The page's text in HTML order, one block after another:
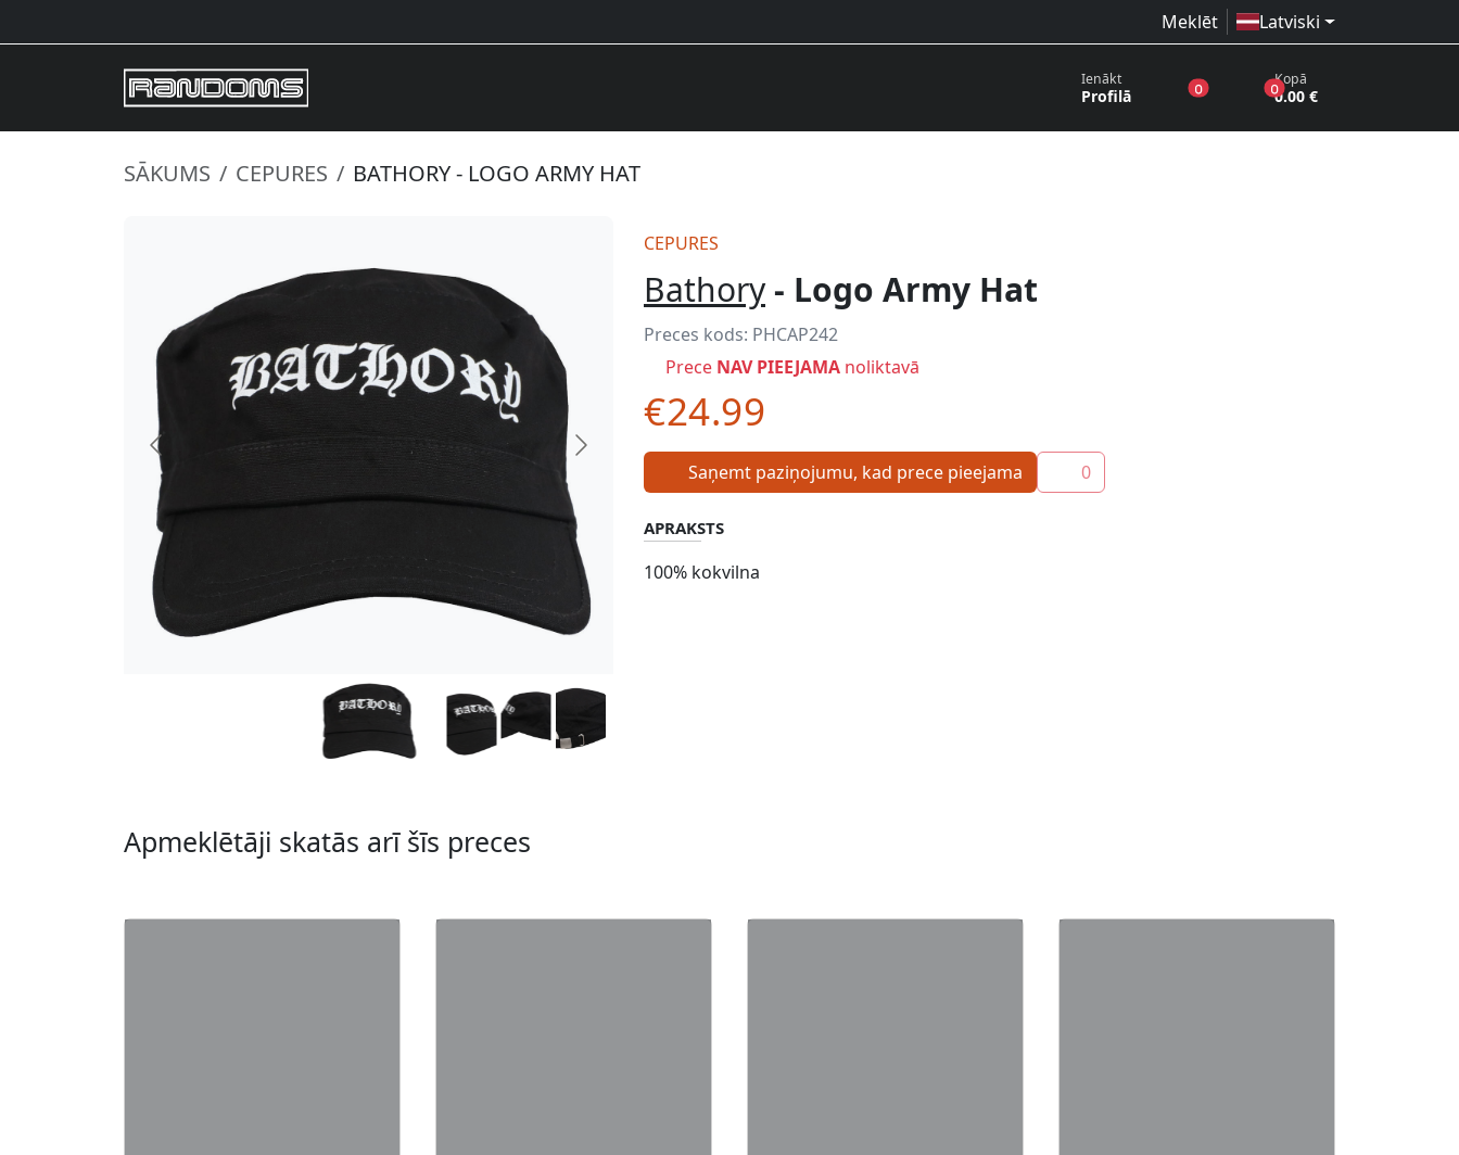
Meklēt Latviski
Ienākt
Profilā 0produkti vēlmju sarakstā
0produkti grozā
Kopā
0.00 €
SĀKUMS CEPURES BATHORY - LOGO ARMY HAT
CEPURES
Bathory- Logo Army Hat
Preces kods: PHCAP242
Prece NAV PIEEJAMA noliktavā
€24.99
Saņemt paziņojumu, kad prece pieejama 0
APRAKSTS
100% kokvilna
Apmeklētāji skatās arī šīs preces